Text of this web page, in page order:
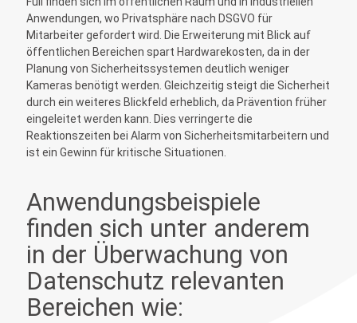
Anwendungen, wo Privatsphäre nach DSGVO für
Mitarbeiter gefordert wird. Die Erweiterung mit Blick auf
öffentlichen Bereichen spart Hardwarekosten, da in der
Planung von Sicherheitssystemen deutlich weniger
Kameras benötigt werden. Gleichzeitig steigt die Sicherheit
durch ein weiteres Blickfeld erheblich, da Prävention früher
eingeleitet werden kann. Dies verringerte die
Reaktionszeiten bei Alarm von Sicherheitsmitarbeitern und
ist ein Gewinn für kritische Situationen.
Anwendungsbeispiele
finden sich unter anderem
in der Überwachung von
Datenschutz relevanten
Bereichen wie: